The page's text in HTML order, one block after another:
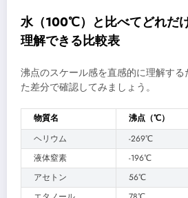
水（100℃）と比べてどれだ
理解できる比較表
沸点のスケール感を直感的に理解す
た差分で確認してみましょう。
物質名 沸点（℃）
ヘリウム
-269℃
液体窒素
-196℃
アセトン
56℃